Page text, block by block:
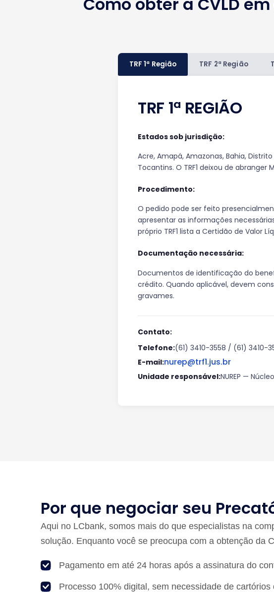
TRF 1ª Região TRF 2ª Região
TRF 1ª REGIÃO
Estados sob jurisdição:
Acre, Amapá, Amazonas, Bahia,
Tocantins. O TRF1 deixou de abranger
Procedimento:
O pedido pode ser feito
apresentar as informações
próprio TRF1 lista a Certidão de Valor
Documentação necessária:
Documentos de identificação do
crédito. Quando aplicável, devem
gravames.
Contato:
Telefone:(61) 3410-3558 / (61) 3410-
E-mail:nurep@trf1.jus.br
Unidade responsável:NUREP —
Por que negociar seu
Aqui no LCbank, somos mais do que especialistas na
solução. Enquanto você se preocupa com a obtenção da
Pagamento em até 24 horas após a assinatura do
Processo 100% digital, sem necessidade de cartórios